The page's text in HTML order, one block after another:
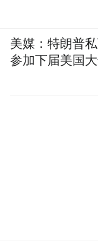
美媒：特朗普
参加下届美国